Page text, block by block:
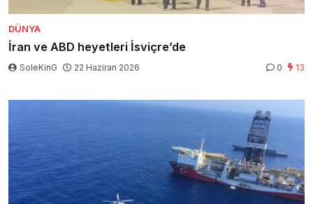
DÜNYA
İran ve ABD heyetleri İsviçre’de
SoleKinG 22 Haziran 2026 0 13